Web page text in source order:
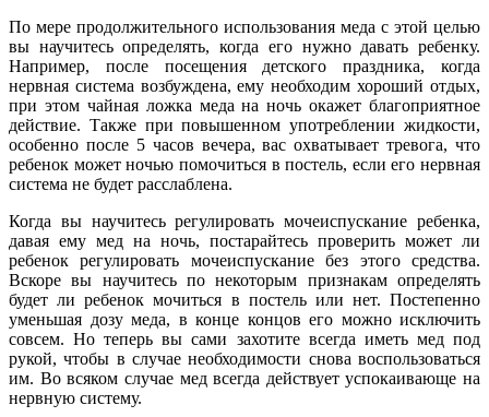
По мере продолжительного использования меда с этой целью
вы научитесь определять, когда его нужно давать ребенку.
Hапример, после посещения детского праздника, когда
нервная система возбуждена, ему необходим хороший отдых,
при этом чайная ложка меда на ночь окажет благоприятное
действие. Также при повышенном употреблении жидкости,
особенно после 5 часов вечера, вас охватывает тревога, что
ребенок может ночью помочиться в постель, если его нервная
система не будет расслаблена.
Когда вы научитесь регулировать мочеиспускание ребенка,
давая ему мед на ночь, постарайтесь проверить может ли
ребенок регулировать мочеиспускание без этого средства.
Вскоре вы научитесь по некоторым признакам определять
будет ли ребенок мочиться в постель или нет. Постепенно
уменьшая дозу меда, в конце концов его можно исключить
совсем. Hо теперь вы сами захотите всегда иметь мед под
рукой, чтобы в случае необходимости снова воспользоваться
им. Во всяком случае мед всегда действует успокаивающе на
нервную систему.